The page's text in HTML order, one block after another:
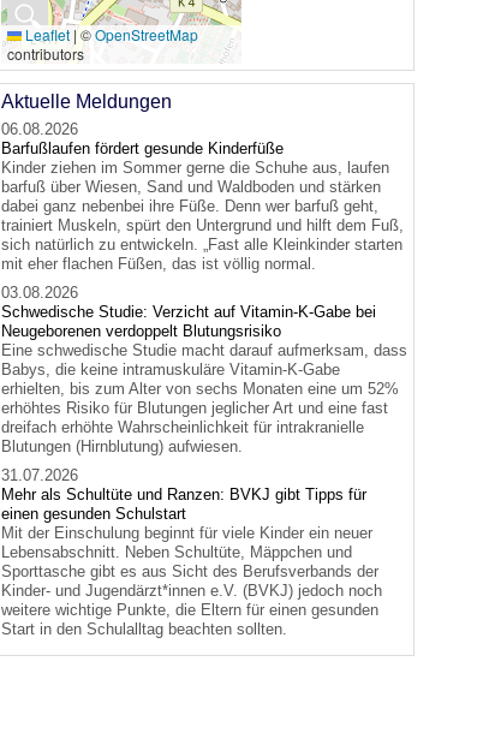
🔍Leaflet |©OpenStreetMap
contributors
Aktuelle Meldungen
06.08.2026
Barfußlaufen fördert gesunde Kinderfüße
Kinder ziehen im Sommer gerne die Schuhe aus, laufen
barfuß über Wiesen, Sand und Waldboden und stärken
dabei ganz nebenbei ihre Füße. Denn wer barfuß geht,
trainiert Muskeln, spürt den Untergrund und hilft dem Fuß,
sich natürlich zu entwickeln. „Fast alle Kleinkinder starten
mit eher flachen Füßen, das ist völlig normal.
03.08.2026
Schwedische Studie: Verzicht auf Vitamin-K-Gabe bei
Neugeborenen verdoppelt Blutungsrisiko
Eine schwedische Studie macht darauf aufmerksam, dass
Babys, die keine intramuskuläre Vitamin-K-Gabe
erhielten, bis zum Alter von sechs Monaten eine um 52%
erhöhtes Risiko für Blutungen jeglicher Art und eine fast
dreifach erhöhte Wahrscheinlichkeit für intrakranielle
Blutungen (Hirnblutung) aufwiesen.
31.07.2026
Mehr als Schultüte und Ranzen: BVKJ gibt Tipps für
einen gesunden Schulstart
Mit der Einschulung beginnt für viele Kinder ein neuer
Lebensabschnitt. Neben Schultüte, Mäppchen und
Sporttasche gibt es aus Sicht des Berufsverbands der
Kinder- und Jugendärzt*innen e.V. (BVKJ) jedoch noch
weitere wichtige Punkte, die Eltern für einen gesunden
Start in den Schulalltag beachten sollten.